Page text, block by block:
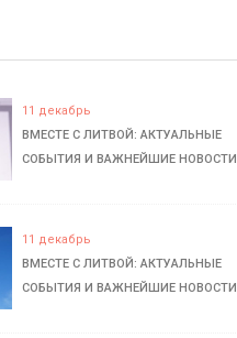
11 декабрь
ВМЕСТЕ С ЛИТВОЙ: АКТУАЛЬНЫЕ
СОБЫТИЯ И ВАЖНЕЙШИЕ НОВОСТИ
11 декабрь
ВМЕСТЕ С ЛИТВОЙ: АКТУАЛЬНЫЕ
СОБЫТИЯ И ВАЖНЕЙШИЕ НОВОСТИ